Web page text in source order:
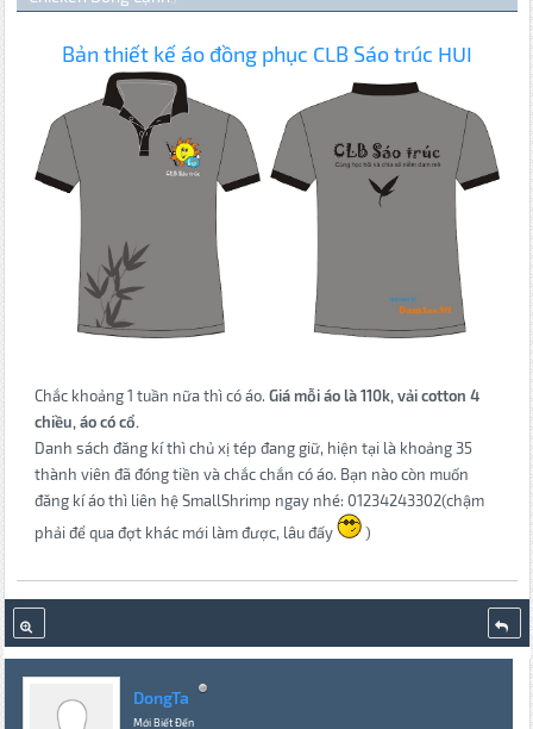
Bản thiết kế áo đồng phục CLB Sáo trúc HUI
Chắc khoảng 1 tuần nữa thì có áo. Giá mỗi áo là 110k, vải cotton 4
chiều, áo có cổ.
Danh sách đăng kí thì chủ xị tép đang giữ, hiện tại là khoảng 35
thành viên đã đóng tiền và chắc chắn có áo. Bạn nào còn muốn
đăng kí áo thì liên hệ SmallShrimp ngay nhé: 01234243302(chậm
phải để qua đợt khác mới làm được, lâu đấy
)
DongTa
Mới Biết Đến